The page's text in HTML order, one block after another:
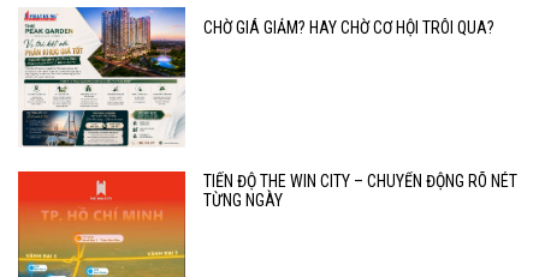
CHỜ GIÁ GIẢM? HAY CHỜ CƠ HỘI TRÔI QUA?
TIẾN ĐỘ THE WIN CITY – CHUYỂN ĐỘNG RÕ NÉT
TỪNG NGÀY